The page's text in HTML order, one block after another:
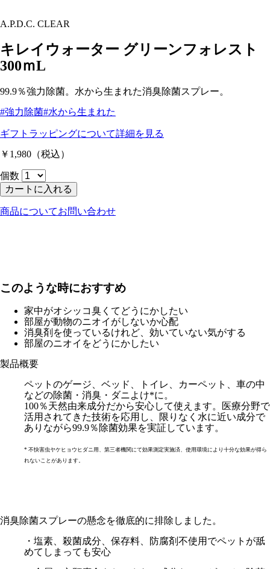
A.P.D.C. CLEAR
キレイウォーター グリーンフォレスト
300ｍL
99.9％強力除菌。水から生まれた消臭除菌スプレー。
#強力除菌#水から生まれた
ギフトラッピングについて詳細を見る
￥1,980 （税込）
個数
カートに入れる
商品についてお問い合わせ
このような時におすすめ
家中がオシッコ臭くてどうにかしたい
部屋が動物のニオイがしないか心配
消臭剤を使っているけれど、効いていない気がする
部屋のニオイをどうにかしたい
製品概要
ペットのゲージ、ベッド、トイレ、カーペット、車の中
などの除菌・消臭・ダニよけ*に。
100％天然由来成分だから安心して使えます。医療分野で
活用されてきた技術を応用し、限りなく水に近い成分で
ありながら99.9％除菌効果を実証しています。
* 不快害虫ヤケヒョウヒダニ用、第三者機関にて効果測定実施済、使用環境により十分な効果が得ら
れないことがあります。
消臭除菌スプレーの懸念を徹底的に排除しました。
・塩素、殺菌成分、保存料、防腐剤不使用でペットが舐
めてしまっても安心